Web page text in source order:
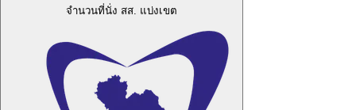
จำนวนที่นั่ง สส. แบ่งเขต